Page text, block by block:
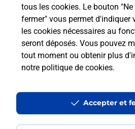
tous les cookies. Le bouton
fermer" vous permet d'indiquer
les cookies nécessaires au
seront déposés. Vous pouvez
tout moment ou obtenir plus
notre politique de cookies.
Accepter et
Questions
médaillon d’alarme